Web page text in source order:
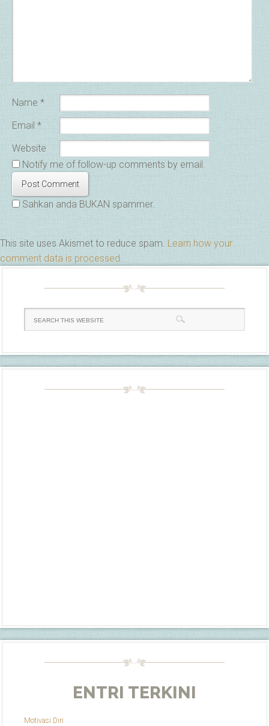
Name *
Email *
Website
Notify me of follow-up comments by email.
Sahkan anda BUKAN spammer.
This site uses Akismet to reduce spam. Learn how your
comment data is processed.
ENTRI TERKINI
Motivasi Diri